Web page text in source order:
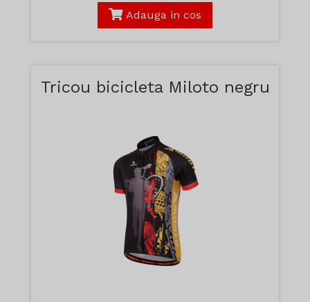
Adauga in cos
Tricou bicicleta Miloto negru